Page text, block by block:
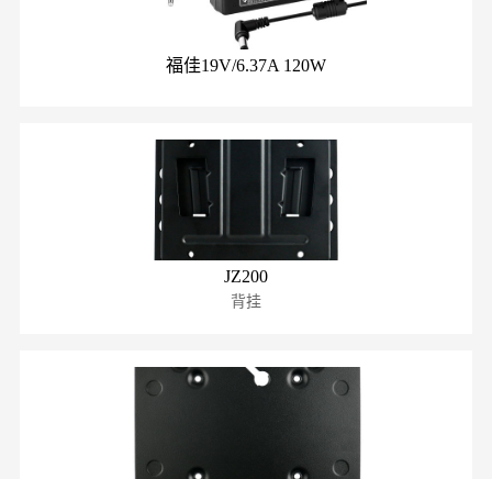
福佳19V/6.37A 120W
JZ200
背挂